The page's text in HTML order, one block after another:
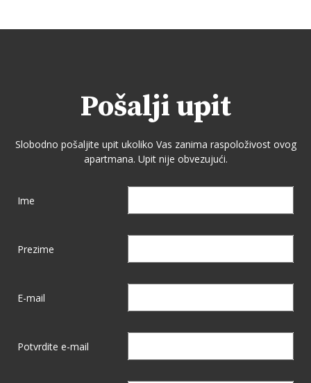
Pošalji upit
Slobodno pošaljite upit ukoliko Vas zanima raspoloživost ovog
apartmana. Upit nije obvezujući.
Ime
Prezime
E-mail
Potvrdite e-mail